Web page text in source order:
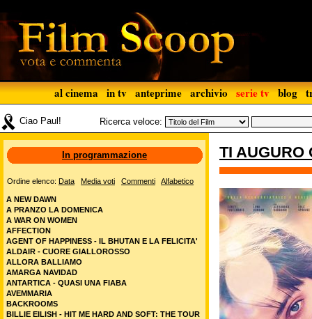
al cinema in tv anteprime archivio serie tv blog
Ciao Paul! Ricerca veloce:
TI AUGURO
In programmazione
Ordine elenco: Data Media voti Commenti Alfabetico
A NEW DAWN
A PRANZO LA DOMENICA
A WAR ON WOMEN
AFFECTION
AGENT OF HAPPINESS - IL BHUTAN E LA FELICITA'
ALDAIR - CUORE GIALLOROSSO
ALLORA BALLIAMO
AMARGA NAVIDAD
ANTARTICA - QUASI UNA FIABA
AVEMMARIA
BACKROOMS
BILLIE EILISH - HIT ME HARD AND SOFT: THE TOUR